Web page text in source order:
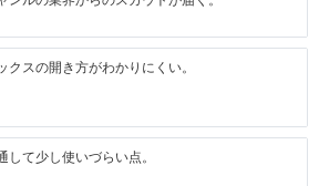
クスの開き方がわかりにくい。
して少し使いづらい点。